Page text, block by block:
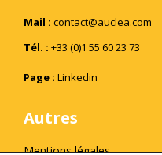
Mail : contact@auclea.com
Tél. : +33 (0)1 55 60 23 73
Page : Linkedin
Autres
Mentions légales